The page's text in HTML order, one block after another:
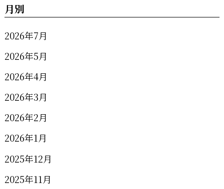
月別
2026年7月
2026年5月
2026年4月
2026年3月
2026年2月
2026年1月
2025年12月
2025年11月